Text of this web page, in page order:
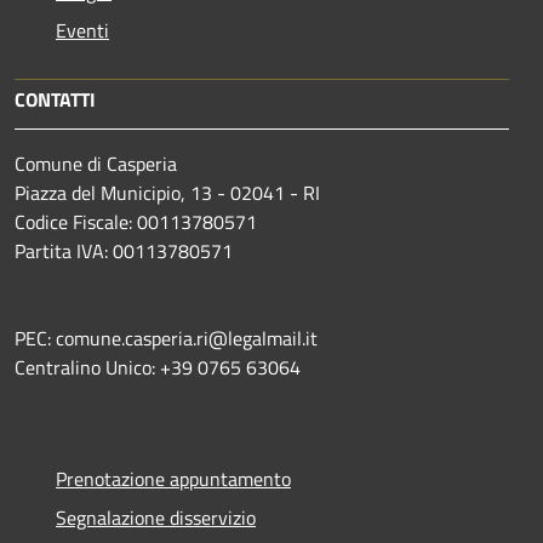
Eventi
CONTATTI
Comune di Casperia
Piazza del Municipio, 13 - 02041 - RI
Codice Fiscale: 00113780571
Partita IVA: 00113780571
PEC: comune.casperia.ri@legalmail.it
Centralino Unico: +39 0765 63064
Prenotazione appuntamento
Segnalazione disservizio